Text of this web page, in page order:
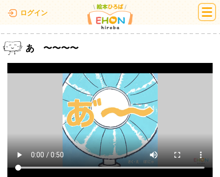
ログイン 絵本ひろば
あ゙〜〜〜〜